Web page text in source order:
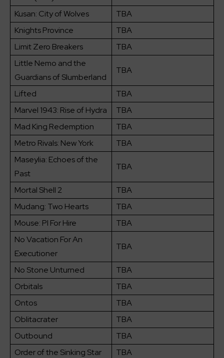
Kusan: City of Wolves
TBA
Knights Province
TBA
Limit Zero Breakers
TBA
Little Nemo and the
Guardians of Slumberland
TBA
Lifted
TBA
Marvel 1943: Rise of Hydra
TBA
Mad King Redemption
TBA
Metro Rivals: New York
TBA
Maseylia: Echoes of the
Past
TBA
Mortal Shell 2
TBA
Mudang: Two Hearts
TBA
Mouse: PI For Hire
TBA
No Vacation For An
Executioner
TBA
No Stone Unturned
TBA
Orbitals
TBA
Ontos
TBA
Oblitacrater
TBA
Outbound
TBA
Order of the Sinking Star
TBA